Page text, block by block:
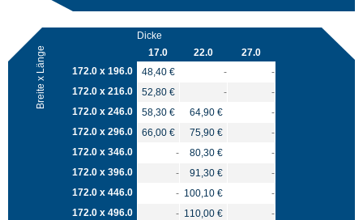
Dicke
17.0
22.0 27.0
Breite x Länge 172.0 x 196.0 48,40 € -
-
172.0 x 216.0
52,80 € -
-
172.0 x 246.0
58,30 € 64,90 €
-
172.0 x 296.0
66,00 € 75,90 €
-
172.0 x 346.0
- 80,30 €
-
172.0 x 396.0
- 91,30 €
-
172.0 x 446.0
- 100,10 €
-
172.0 x 496.0
- 110,00 €
-